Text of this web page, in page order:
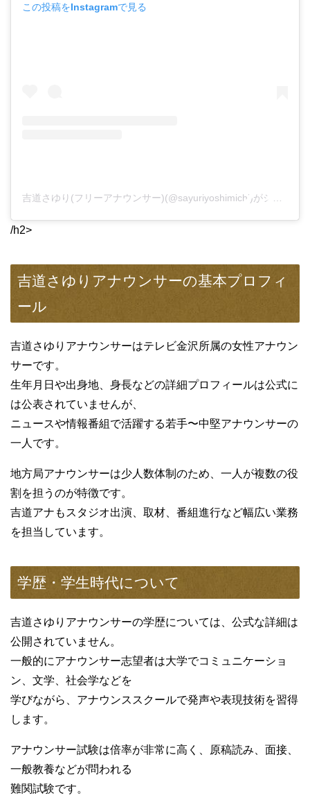
この投稿をInstagramで見る
/h2>
吉道さゆりアナウンサーの基本プロフィ
ール
吉道さゆりアナウンサーはテレビ金沢所属の女性アナウン
サーです。
生年月日や出身地、身長などの詳細プロフィールは公式に
は公表されていませんが、
ニュースや情報番組で活躍する若手〜中堅アナウンサーの
一人です。
地方局アナウンサーは少人数体制のため、一人が複数の役
割を担うのが特徴です。
吉道アナもスタジオ出演、取材、番組進行など幅広い業務
を担当しています。
学歴・学生時代について
吉道さゆりアナウンサーの学歴については、公式な詳細は
公開されていません。
一般的にアナウンサー志望者は大学でコミュニケーショ
ン、文学、社会学などを
学びながら、アナウンススクールで発声や表現技術を習得
します。
アナウンサー試験は倍率が非常に高く、原稿読み、面接、
一般教養などが問われる
難関試験です。